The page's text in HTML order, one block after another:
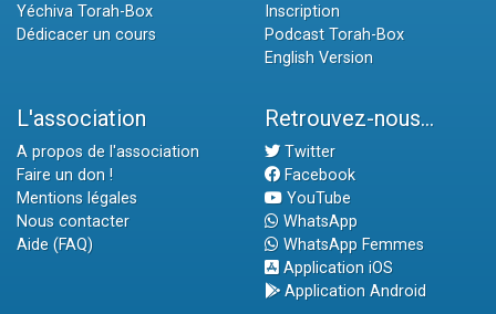
Yéchiva Torah-Box
Dédicacer un cours
Inscription
Podcast Torah-Box
English Version
L'association
A propos de l'association
Faire un don !
Mentions légales
Nous contacter
Aide (FAQ)
Retrouvez-nous...
Twitter
Facebook
YouTube
WhatsApp
WhatsApp Femmes
Application iOS
Application Android